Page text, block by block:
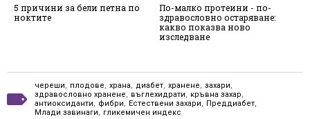
5 причини за бели петна по
ноктите
По-малко протеини - по-
здравословно остаряване:
какво показва ново
изследване
череши, плодове, храна, диабет, хранене, захари,
здравословно хранене, въглехидрати, кръвна захар,
антиоксиданти, фибри, Естествени захари, Преддиабет,
Млади завинаги, гликемичен индекс